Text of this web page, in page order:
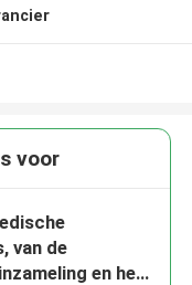
voor
van de
en het